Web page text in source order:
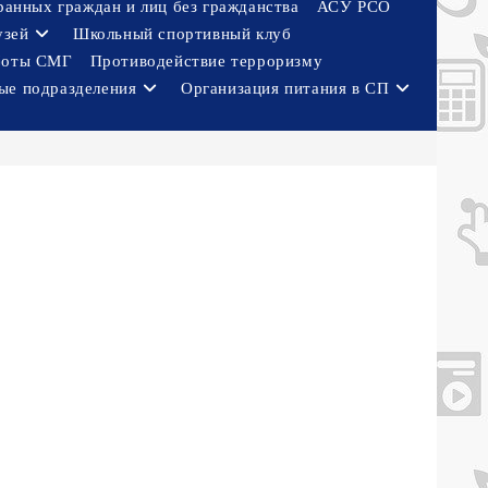
граждан и лиц без гражданства
АСУ РСО
Школьный спортивный клуб
СМГ
Противодействие терроризму
подразделения
Организация питания в СП